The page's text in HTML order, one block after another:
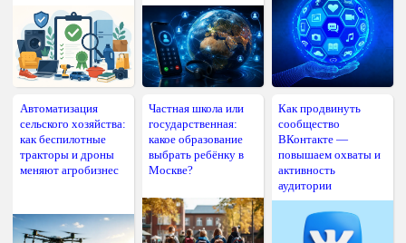
Автоматизация
сельского хозяйства:
как беспилотные
тракторы и дроны
меняют агробизнес
Частная школа или
государственная:
какое образование
выбрать ребёнку в
Москве?
Как продвинуть
сообщество
ВКонтакте —
повышаем охваты и
активность
аудитории